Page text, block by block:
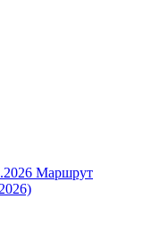
Маршрут